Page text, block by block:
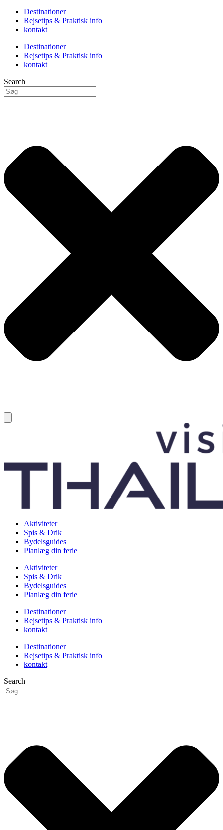
Destinationer
Rejsetips & Praktisk info
kontakt
Destinationer
Rejsetips & Praktisk info
kontakt
Search
Aktiviteter
Spis & Drik
Bydelsguides
Planlæg din ferie
Aktiviteter
Spis & Drik
Bydelsguides
Planlæg din ferie
Destinationer
Rejsetips & Praktisk info
kontakt
Destinationer
Rejsetips & Praktisk info
kontakt
Search